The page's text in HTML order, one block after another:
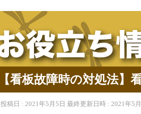
【看板故障時の対処法】
投稿日 : 2021年5月5日 最終更新日時 : 2021年5